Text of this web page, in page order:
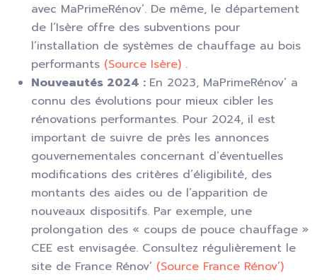
avec MaPrimeRénov’. De même, le département
de l’Isère offre des subventions pour
l’installation de systèmes de chauffage au bois
performants (Source Isère) .
Nouveautés 2024 : En 2023, MaPrimeRénov’ a
connu des évolutions pour mieux cibler les
rénovations performantes. Pour 2024, il est
important de suivre de près les annonces
gouvernementales concernant d’éventuelles
modifications des critères d’éligibilité, des
montants des aides ou de l’apparition de
nouveaux dispositifs. Par exemple, une
prolongation des « coups de pouce chauffage »
CEE est envisagée. Consultez régulièrement le
site de France Rénov’ (Source France Rénov’)